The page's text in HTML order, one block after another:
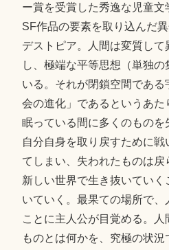
ー賞を受賞した秀逸な児童
SF作品の要素を取り込んだ
デストピア。人間は変質し
し、極端な平等思想（単独
いる。それが閉鎖空間であ
会の進化」であるというあた
眠っている間に多くのものを
自分自身を取り戻すために
てしまい、失われたものは
新しい世界で生き抜いてい
いていく。最果ての場所で、
ことに主人公が目覚める。
ものとは何かを、究極の状況